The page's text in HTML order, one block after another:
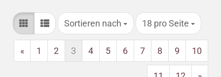
Sortieren nach
Sortieren nach 18 pro Seite
pro Seite
« 1 2 3 4 5 6 7 8 9 10